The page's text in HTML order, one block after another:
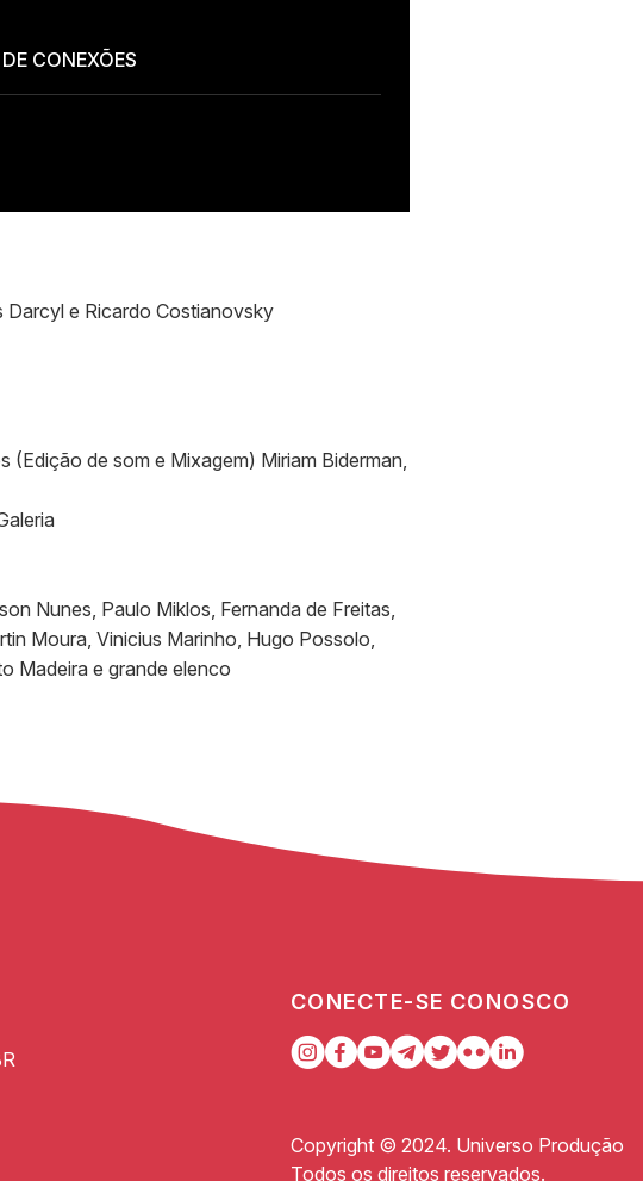
CONEXÕES
Darcyl e Ricardo Costianovsky
de som e Mixagem) Miriam Biderman,
Nunes, Paulo Miklos, Fernanda de Freitas,
Moura, Vinicius Marinho, Hugo Possolo,
Madeira e grande elenco
CONECTE-SE CONOSCO
Copyright © 2024. Universo Produção
Todos os direitos reservados.